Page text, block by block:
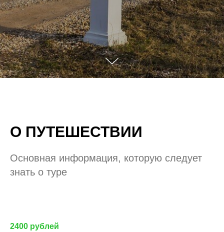
О ПУТЕШЕСТВИИ
Основная информация, которую следует
знать о туре
2400 рублей